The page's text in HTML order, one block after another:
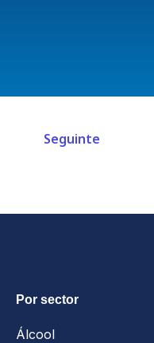
Seguinte
Por sector
Álcool